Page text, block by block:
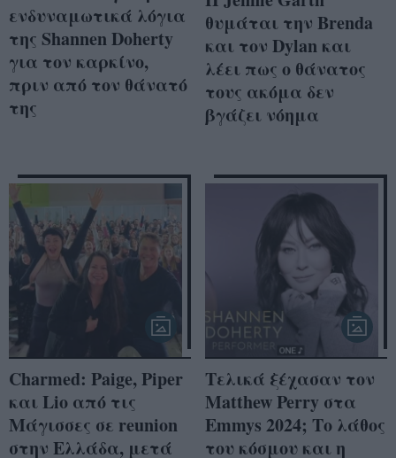
ενδυναμωτικά λόγια
της Shannen Doherty
για τον καρκίνο,
πριν από τον θάνατό
της
θυμάται την Brenda
και τον Dylan και
λέει πως ο θάνατος
τους ακόμα δεν
βγάζει νόημα
Charmed: Paige, Piper
και Lio από τις
Μάγισσες σε reunion
στην Ελλάδα, μετά
Τελικά ξέχασαν τον
Matthew Perry στα
Emmys 2024; Το λάθος
του κόσμου και η